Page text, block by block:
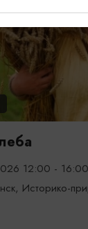
12:00 - 16:00
Историко-